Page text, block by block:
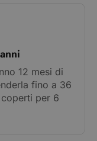
12 mesi di
fino a 36
per 6